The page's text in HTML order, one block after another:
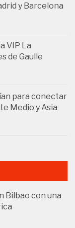
y Barcelona
VIP La
de Gaulle
para conectar
Medio y Asia
Bilbao con una